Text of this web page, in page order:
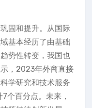
固和提升。从国际
基本经历了由基础
势性转变，我国也
，2023年外商直接
学研究和技术服务
个百分点。未来，